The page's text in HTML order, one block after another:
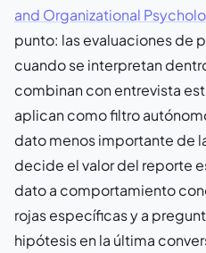
and Organizational
punto: las evaluaciones de
cuando se interpretan
combinan con entrevista
aplican como filtro
dato menos importante de
decide el valor del reporte
dato a comportamiento
rojas específicas y a
hipótesis en la última